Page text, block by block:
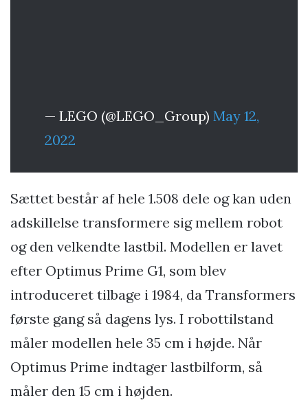
— LEGO (@LEGO_Group) May 12,
2022
Sættet består af hele 1.508 dele og kan uden
adskillelse transformere sig mellem robot
og den velkendte lastbil. Modellen er lavet
efter Optimus Prime G1, som blev
introduceret tilbage i 1984, da Transformers
første gang så dagens lys. I robottilstand
måler modellen hele 35 cm i højde. Når
Optimus Prime indtager lastbilform, så
måler den 15 cm i højden.